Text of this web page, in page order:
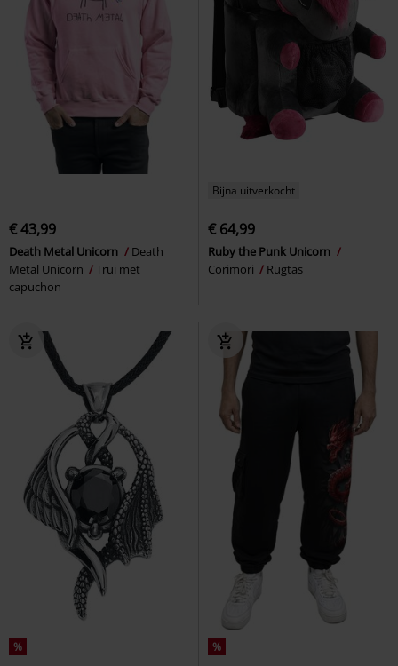
€ 43,99
Death Metal Unicorn
Death
Metal Unicorn
Trui met
capuchon
Bijna uitverkocht
€ 64,99
Ruby the Punk Unicorn
Corimori
Rugtas
% %